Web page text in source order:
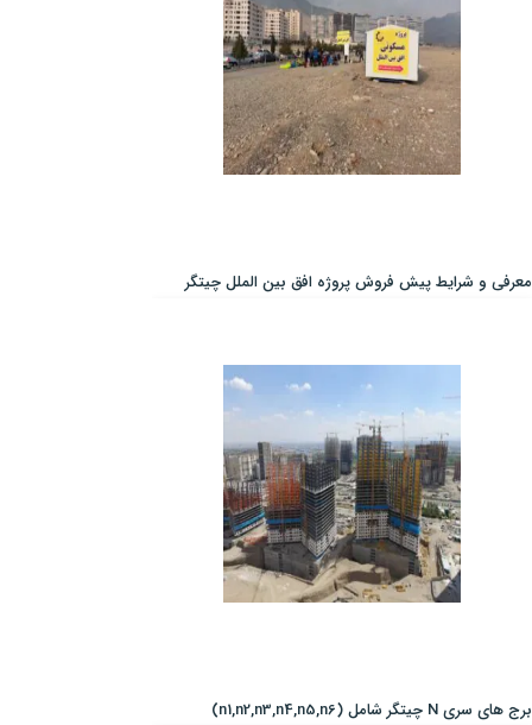
معرفی و شرایط پیش فروش پروژه افق بین الملل چیتگر
برج های سری N چیتگر شامل (n1,n2,n3,n4,n5,n6)